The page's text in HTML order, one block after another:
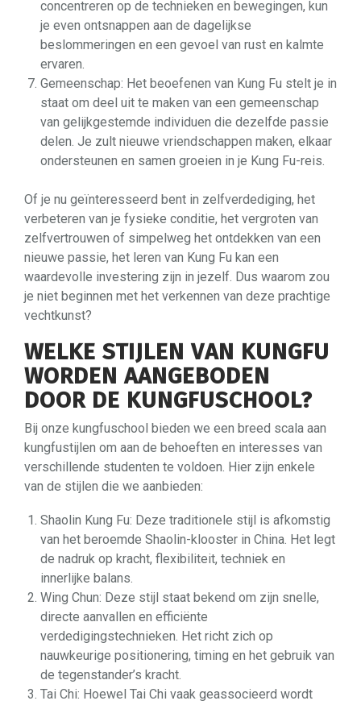
concentreren op de technieken en bewegingen, kun
je even ontsnappen aan de dagelijkse
beslommeringen en een gevoel van rust en kalmte
ervaren.
Gemeenschap: Het beoefenen van Kung Fu stelt je in
staat om deel uit te maken van een gemeenschap
van gelijkgestemde individuen die dezelfde passie
delen. Je zult nieuwe vriendschappen maken, elkaar
ondersteunen en samen groeien in je Kung Fu-reis.
Of je nu geïnteresseerd bent in zelfverdediging, het
verbeteren van je fysieke conditie, het vergroten van
zelfvertrouwen of simpelweg het ontdekken van een
nieuwe passie, het leren van Kung Fu kan een
waardevolle investering zijn in jezelf. Dus waarom zou
je niet beginnen met het verkennen van deze prachtige
vechtkunst?
WELKE STIJLEN VAN KUNGFU
WORDEN AANGEBODEN
DOOR DE KUNGFUSCHOOL?
Bij onze kungfuschool bieden we een breed scala aan
kungfustijlen om aan de behoeften en interesses van
verschillende studenten te voldoen. Hier zijn enkele
van de stijlen die we aanbieden:
Shaolin Kung Fu: Deze traditionele stijl is afkomstig
van het beroemde Shaolin-klooster in China. Het legt
de nadruk op kracht, flexibiliteit, techniek en
innerlijke balans.
Wing Chun: Deze stijl staat bekend om zijn snelle,
directe aanvallen en efficiënte
verdedigingstechnieken. Het richt zich op
nauwkeurige positionering, timing en het gebruik van
de tegenstander’s kracht.
Tai Chi: Hoewel Tai Chi vaak geassocieerd wordt